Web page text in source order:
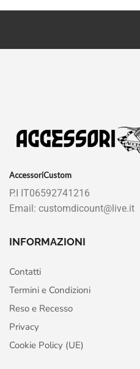
AccessoriCustom
P.I IT06592741216
Email: customdicount@live.it
INFORMAZIONI
Contatti
Termini e Condizioni
Reso e Recesso
Privacy
Cookie Policy (UE)